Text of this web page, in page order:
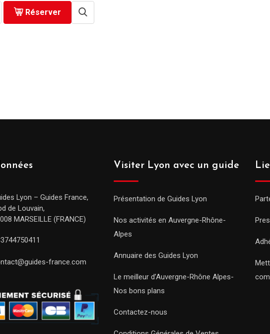
Réserver
Lyon – Guides France,
de Louvain,
MARSEILLE (FRANCE)
france.com
Visiter Lyon avec un guide
Présentation de Guides Lyon
Nos activités en Auvergne-Rhône-
Alpes
Annuaire des Guides Lyon
Le meilleur d’Auvergne-Rhône Alpes-
Nos bons plans
Contactez-nous